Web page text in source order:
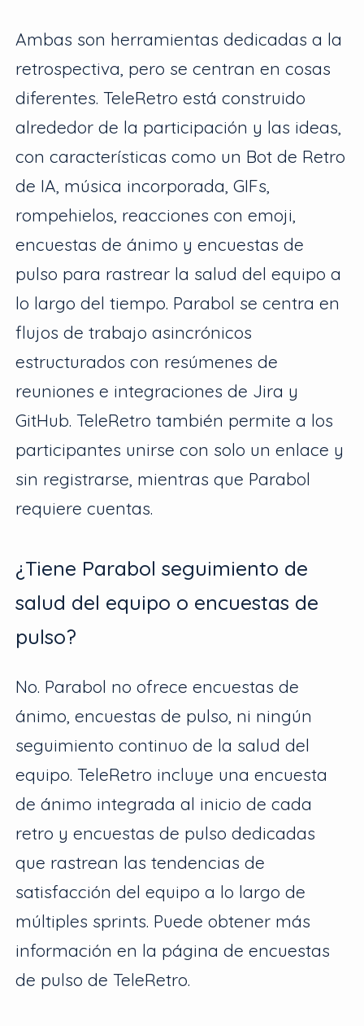
Ambas son herramientas dedicadas a la
retrospectiva, pero se centran en cosas
diferentes. TeleRetro está construido
alrededor de la participación y las ideas,
con características como un Bot de Retro
de IA, música incorporada, GIFs,
rompehielos, reacciones con emoji,
encuestas de ánimo y encuestas de
pulso para rastrear la salud del equipo a
lo largo del tiempo. Parabol se centra en
flujos de trabajo asincrónicos
estructurados con resúmenes de
reuniones e integraciones de Jira y
GitHub. TeleRetro también permite a los
participantes unirse con solo un enlace y
sin registrarse, mientras que Parabol
requiere cuentas.
¿Tiene Parabol seguimiento de
salud del equipo o encuestas de
pulso?
No. Parabol no ofrece encuestas de
ánimo, encuestas de pulso, ni ningún
seguimiento continuo de la salud del
equipo. TeleRetro incluye una encuesta
de ánimo integrada al inicio de cada
retro y encuestas de pulso dedicadas
que rastrean las tendencias de
satisfacción del equipo a lo largo de
múltiples sprints. Puede obtener más
información en la página de encuestas
de pulso de TeleRetro.